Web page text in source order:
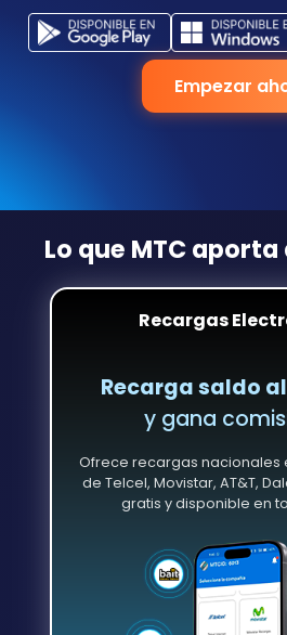
Empezar
Lo que MTC
Recargas
Recarga saldo
y gana
Ofrece recargas nacionales
de Telcel, Movistar, AT&T,
gratis y disponible en